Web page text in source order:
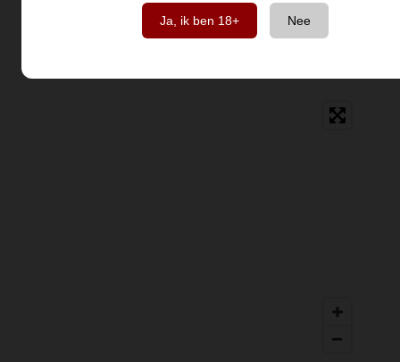
Ja, ik ben 18+ Nee
de harmonie van tijdloze traditie en hedendaagse
innovatie in elke glas.